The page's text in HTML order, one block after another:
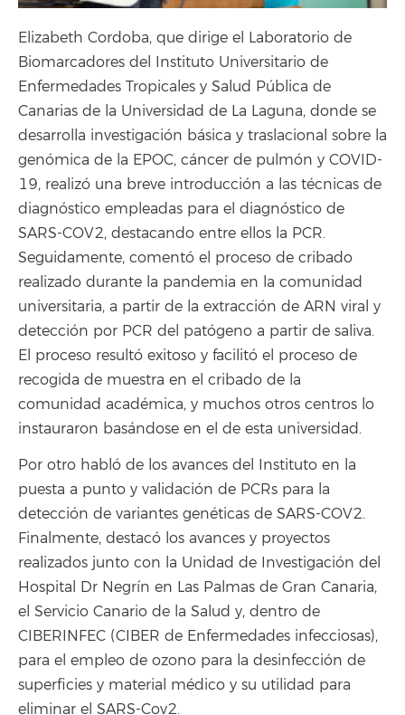
Elizabeth Cordoba, que dirige el Laboratorio de
Biomarcadores del Instituto Universitario de
Enfermedades Tropicales y Salud Pública de
Canarias de la Universidad de La Laguna, donde se
desarrolla investigación básica y traslacional sobre la
genómica de la EPOC, cáncer de pulmón y COVID-
19, realizó una breve introducción a las técnicas de
diagnóstico empleadas para el diagnóstico de
SARS-COV2, destacando entre ellos la PCR.
Seguidamente, comentó el proceso de cribado
realizado durante la pandemia en la comunidad
universitaria, a partir de la extracción de ARN viral y
detección por PCR del patógeno a partir de saliva.
El proceso resultó exitoso y facilitó el proceso de
recogida de muestra en el cribado de la
comunidad académica, y muchos otros centros lo
instauraron basándose en el de esta universidad.
Por otro habló de los avances del Instituto en la
puesta a punto y validación de PCRs para la
detección de variantes genéticas de SARS-COV2.
Finalmente, destacó los avances y proyectos
realizados junto con la Unidad de Investigación del
Hospital Dr Negrín en Las Palmas de Gran Canaria,
el Servicio Canario de la Salud y, dentro de
CIBERINFEC (CIBER de Enfermedades infecciosas),
para el empleo de ozono para la desinfección de
superficies y material médico y su utilidad para
eliminar el SARS-Cov2.